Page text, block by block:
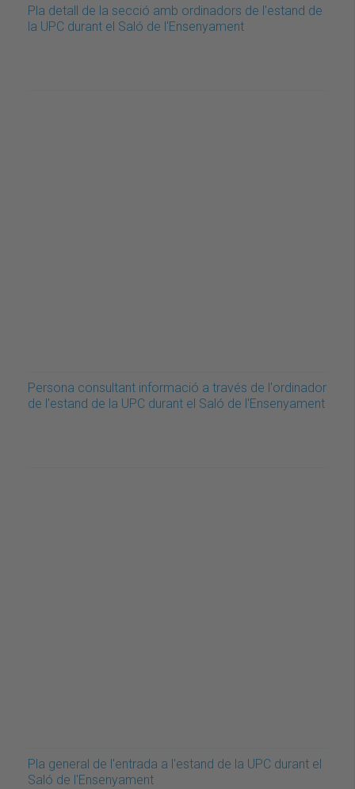
Pla detall de la secció amb ordinadors de l'estand de
la UPC durant el Saló de l'Ensenyament
Persona consultant informació a través de l'ordinador
de l'estand de la UPC durant el Saló de l'Ensenyament
Pla general de l'entrada a l'estand de la UPC durant el
Saló de l'Ensenyament